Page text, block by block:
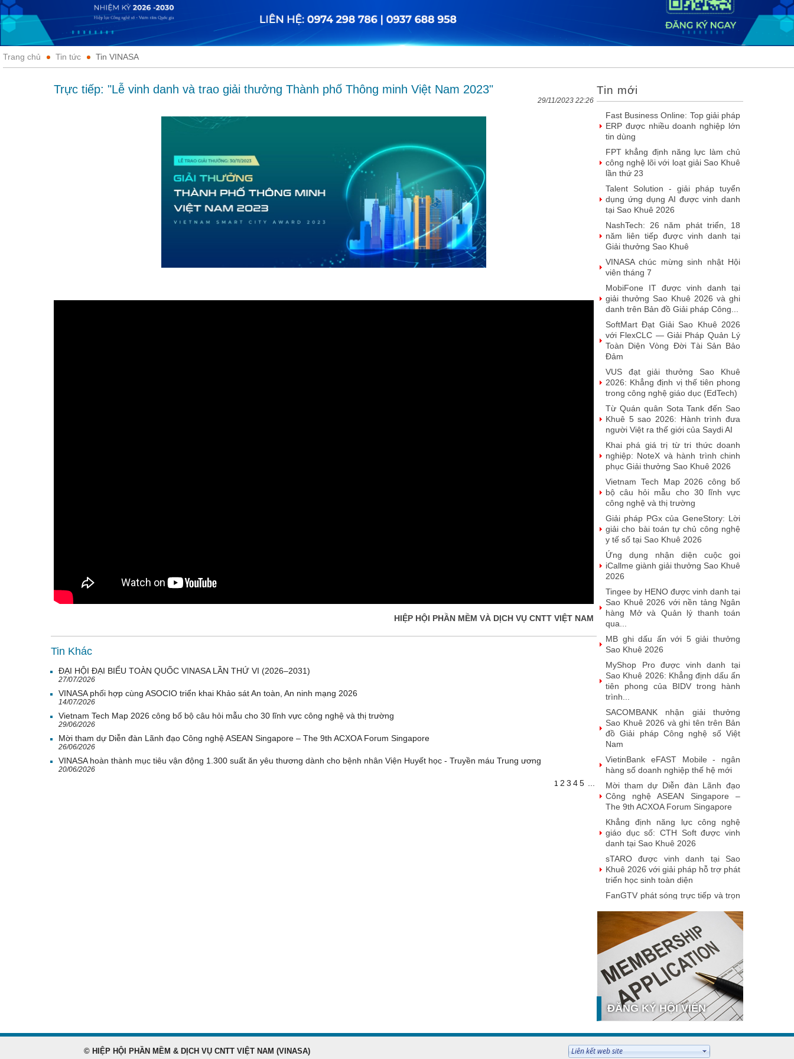
Trang chủ Tin tức Tin VINASA
Trực tiếp: "Lễ vinh danh và trao giải thưởng Thành phố Thông minh Việt Nam 2023"
29/11/2023 22:26
HIỆP HỘI PHẦN MỀM VÀ DỊCH VỤ CNTT VIỆT NAM
Tin Khác
ĐẠI HỘI ĐẠI BIỂU TOÀN QUỐC VINASA LẦN THỨ VI (2026–2031)
27/07/2026
VINASA phối hợp cùng ASOCIO triển khai Khảo sát An toàn, An ninh mạng 2026
14/07/2026
Vietnam Tech Map 2026 công bố bộ câu hỏi mẫu cho 30 lĩnh vực công nghệ và thị trường
29/06/2026
Mời tham dự Diễn đàn Lãnh đạo Công nghệ ASEAN Singapore – The 9th ACXOA Forum Singapore
26/06/2026
VINASA hoàn thành mục tiêu vận động 1.300 suất ăn yêu thương dành cho bệnh nhân Viện Huyết học - Truyền máu Trung ương
20/06/2026
1 2 3 45
Tin mới
SIMAX DataHub – Nền tảng tích
hợp và khai thác dữ liệu thông minh
được đề cử Giải thưởng Sao
tuyến Funix trở thành Hội viên của
VINASA
Fast Business Online: Top giải pháp
ERP được nhiều doanh nghiệp lớn
tin dùng
FPT khẳng định năng lực làm chủ
công nghệ lõi với loạt giải Sao Khuê
lần thứ 23
Talent Solution - giải pháp tuyển
dụng ứng dụng AI được vinh danh
tại Sao Khuê 2026
NashTech: 26 năm phát triển, 18
năm liên tiếp được vinh danh tại
Giải thưởng Sao Khuê
VINASA chúc mừng sinh nhật Hội
viên tháng 7
MobiFone IT được vinh danh tại
giải thưởng Sao Khuê 2026 và ghi
danh trên Bản đồ Giải pháp Công...
SoftMart Đạt Giải Sao Khuê 2026
với FlexCLC — Giải Pháp Quản Lý
Toàn Diện Vòng Đời Tài Sản Bảo
Đảm
VUS đạt giải thưởng Sao Khuê
2026: Khẳng định vị thế tiên phong
trong công nghệ giáo dục (EdTech)
Từ Quán quân Sota Tank đến Sao
Khuê 5 sao 2026: Hành trình đưa
người Việt ra thế giới của Saydi AI
Khai phá giá trị từ tri thức doanh
nghiệp: NoteX và hành trình chinh
phục Giải thưởng Sao Khuê 2026
Vietnam Tech Map 2026 công bố
bộ câu hỏi mẫu cho 30 lĩnh vực
công nghệ và thị trường
Giải pháp PGx của GeneStory: Lời
giải cho bài toán tự chủ công nghệ
y tế số tại Sao Khuê 2026
Ứng dụng nhận diện cuộc gọi
iCallme giành giải thưởng Sao Khuê
2026
Tingee by HENO được vinh danh tại
Sao Khuê 2026 với nền tảng Ngân
hàng Mở và Quản lý thanh toán
qua...
MB ghi dấu ấn với 5 giải thưởng
Sao Khuê 2026
MyShop Pro được vinh danh tại
Sao Khuê 2026: Khẳng định dấu ấn
tiên phong của BIDV trong hành
trình...
SACOMBANK nhận giải thưởng
Sao Khuê 2026 và ghi tên trên Bản
đồ Giải pháp Công nghệ số Việt
Nam
VietinBank eFAST Mobile - ngân
hàng số doanh nghiệp thế hệ mới
Mời tham dự Diễn đàn Lãnh đạo
Công nghệ ASEAN Singapore –
The 9th ACXOA Forum Singapore
Khẳng định năng lực công nghệ
giáo dục số: CTH Soft được vinh
danh tại Sao Khuê 2026
sTARO được vinh danh tại Sao
Khuê 2026 với giải pháp hỗ trợ phát
triển học sinh toàn diện
FanGTV phát sóng trực tiếp và trọn
2026
FPT Wi-Fi 7 đạt xếp hạng 5 sao
Sao Khuê 2026, khẳng định vị thế
tiên phong hạ tầng kết nối thế hệ...
VNPT Smart Urban xuất sắc giành
giải Sao Khuê 2026: "Chìa khóa" số
hóa toàn diện cho quy hoạch và...
VNPT iStorage: Lời giải cho “núi hồ
sơ” và bài toán tuân thủ Luật Lưu
iLIS: Nâng tầm quản trị số tài
ĐĂNG KÝ HỘI VIÊN
ĐĂNG KÝ HỘI VIÊN
© HIỆP HỘI PHẦN MỀM & DỊCH VỤ CNTT VIỆT NAM (VINASA)